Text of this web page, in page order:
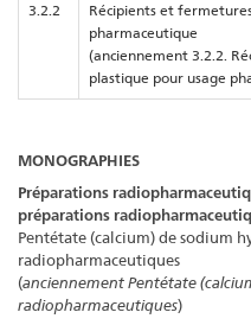
3.2.2
Récipients et
pharmaceutique
(anciennement 3.2.2.
plastique pour usage
MONOGRAPHIES
Préparations
préparations
Pentétate (calcium) de sodium
radiopharmaceutiques
(anciennement Pentétate
radiopharmaceutiques)